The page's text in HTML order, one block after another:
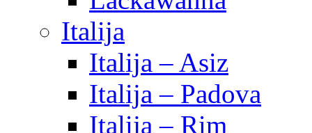
Italija
Italija – Asiz
Italija – Padova
Italija – Rim